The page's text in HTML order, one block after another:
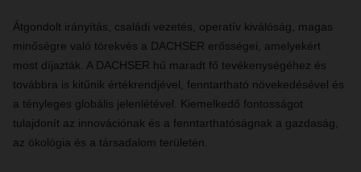
Átgondolt irányítás, családi vezetés, operatív kiválóság, magas
minőségre való törekvés a DACHSER erősségei, amelyekért
most díjazták. A DACHSER hű maradt fő tevékenységéhez és
továbbra is kitűnik értékrendjével, fenntartható növekedésével és
a tényleges globális jelenlétével. Kiemelkedő fontosságot
tulajdonít az innovációnak és a fenntarthatóságnak a gazdaság,
az ökológia és a társadalom területén.